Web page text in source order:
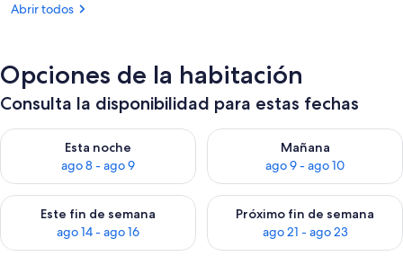
Abrir todos
Opciones de la habitación
Consulta la disponibilidad para estas fechas
Esta noche
ago 8 - ago 9
Consulta la disponibilidad para esta noche, ago 8 - ago 9
Mañana
ago 9 - ago 10
Consulta la disponibilidad
Este fin de semana
ago 14 - ago 16
Consulta la disponibilidad para este fin de semana, ago 14 -
Próximo fin de semana
ago 21 - ago 23
Consulta la disponibilidad